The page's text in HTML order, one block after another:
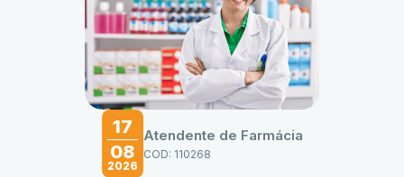
17
08
2026
Atendente de Farmácia
COD: 110268